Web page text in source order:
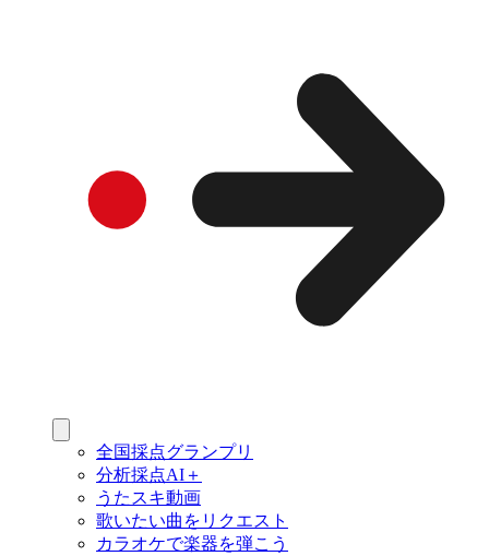
全国採点グランプリ
分析採点AI＋
うたスキ動画
歌いたい曲をリクエスト
カラオケで楽器を弾こう